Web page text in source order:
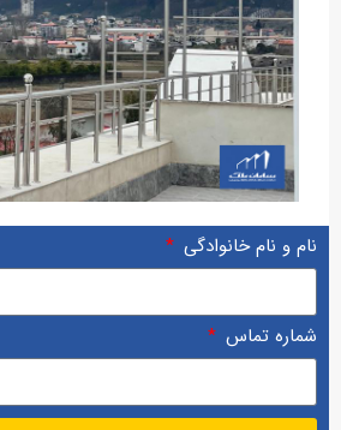
نام و نام خانوادگی
شماره تماس